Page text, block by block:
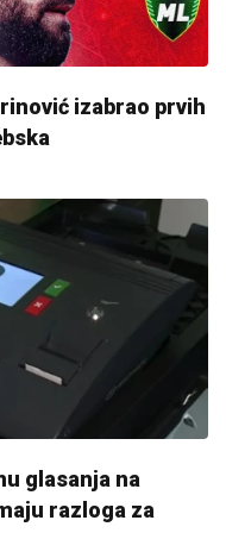
izabrao prvih
glasanja na
razloga za